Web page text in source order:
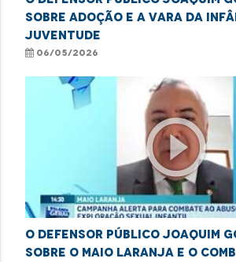
sobre adoção e a Vara da
Juventude
06/05/2026
play_circle_outline
O defensor público Joaquim
sobre o Maio Laranja e o